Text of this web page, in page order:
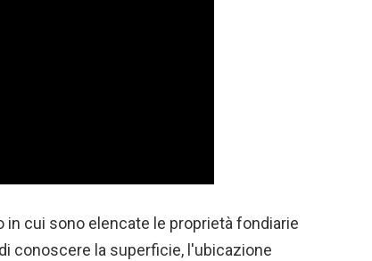
cui sono elencate le proprietà fondiarie
conoscere la superficie, l'ubicazione